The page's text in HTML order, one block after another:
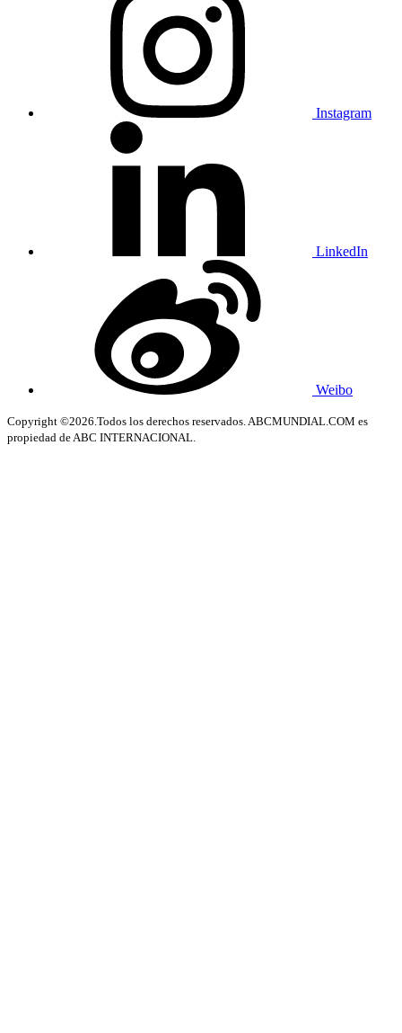
Instagram
LinkedIn
Weibo
Copyright ©2026.Todos los derechos reservados. ABCMUNDIAL.COM es
propiedad de ABC INTERNACIONAL.